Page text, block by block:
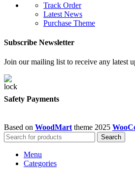
Track Order
Latest News
Purchase Theme
Subscribe Newsletter
Join our mailing list to receive any latest
Safety Payments
Based on WoodMart theme 2025
Search
Menu
Categories